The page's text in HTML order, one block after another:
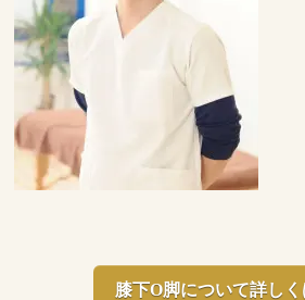
膝下O脚について詳しく